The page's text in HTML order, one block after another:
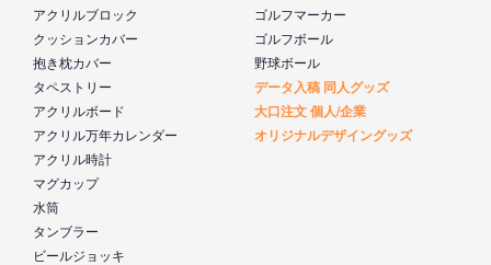
アクリルブロック
クッションカバー
抱き枕カバー
タペストリー
アクリルボード
アクリル万年カレンダー
アクリル時計
マグカップ
水筒
タンブラー
ビールジョッキ
ゴルフマーカー
ゴルフボール
野球ボール
データ入稿 同人グッズ
大口注文 個人/企業
オリジナルデザイングッズ